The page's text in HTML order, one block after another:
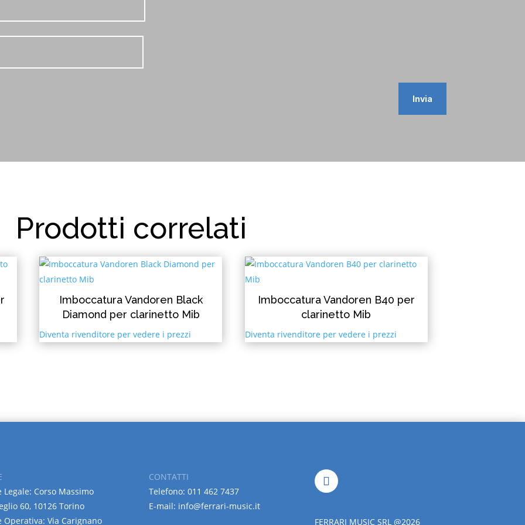
Invia
Prodotti correlati
Imboccatura Vandoren Black
Diamond per clarinetto Mib
Diventa rivenditore per vedere i prezzi
Imboccatura Vandoren B40 per
clarinetto Mib
Diventa rivenditore per vedere i prezzi
Legale: Corso Massimo
60, 10126 Torino
Operativa: Via Carignano
CONTATTI
Telefono: 011 462 7437
E-mail: info@ferrari-music.it
FERRARI MUSIC SRL @2026